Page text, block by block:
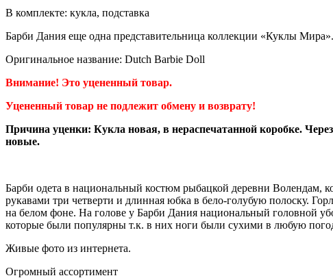
В комплекте: кукла, подставка
Барби Дания еще одна представительница коллекции «Куклы Мира».
Оригинальное название: Dutch Barbie Doll
Внимание! Это уцененный товар.
Уцененный товар не подлежит обмену и возврату!
Причина уценки: Кукла новая, в нераспечатанной коробке.
новые.
Барби одета в национальный костюм рыбацкой деревни Волендам,
рукавами три четверти и длинная юбка в бело-голубую полоску.
на белом фоне. На голове у Барби Дания национальный головной
которые были популярны т.к. в них ноги были сухими в любую
Живые фото из интернета.
Огромный ассортимент